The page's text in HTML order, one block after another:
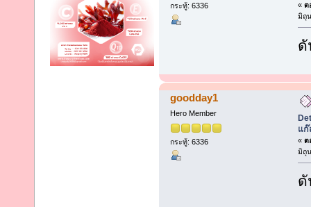
กระทู้: 6336 « ต
มิถุ
ดั
goodday1
Hero Member
กระทู้: 6336
แก๊
« ต
มิถุ
ดั